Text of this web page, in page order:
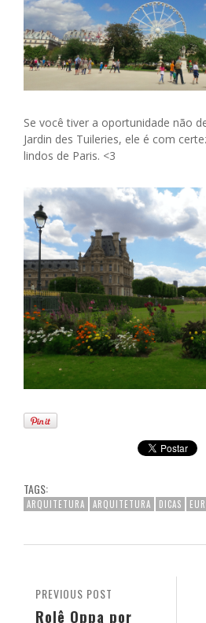
Se você tiver a oportunidade não
Jardin des Tuileries, ele é com
lindos de Paris. <3
TAGS:
ARQUITETURA ARQUITETURA DICAS
PREVIOUS POST
Rolê Oppa por